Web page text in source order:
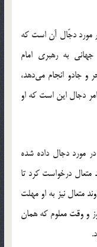
مورد دجّال آن است که
به رهبرى امام
و جادو انجام مى‌دهد،
دجال این است که او
مورد دجال داده شده
درخواست کرد تا
متعال نیز به او مهلت
و وقت معلوم که همان